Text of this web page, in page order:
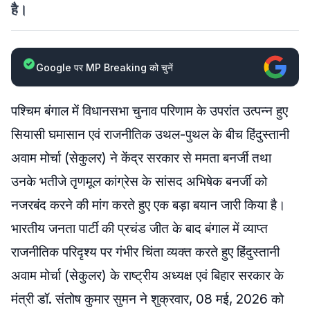
है।
Google पर MP Breaking को चुनें
पश्चिम बंगाल में विधानसभा चुनाव परिणाम के उपरांत उत्पन्न हुए
सियासी घमासान एवं राजनीतिक उथल-पुथल के बीच हिंदुस्तानी
अवाम मोर्चा (सेकुलर) ने केंद्र सरकार से ममता बनर्जी तथा
उनके भतीजे तृणमूल कांग्रेस के सांसद अभिषेक बनर्जी को
नजरबंद करने की मांग करते हुए एक बड़ा बयान जारी किया है।
भारतीय जनता पार्टी की प्रचंड जीत के बाद बंगाल में व्याप्त
राजनीतिक परिदृश्य पर गंभीर चिंता व्यक्त करते हुए हिंदुस्तानी
अवाम मोर्चा (सेकुलर) के राष्ट्रीय अध्यक्ष एवं बिहार सरकार के
मंत्री डॉ. संतोष कुमार सुमन ने शुक्रवार, 08 मई, 2026 को